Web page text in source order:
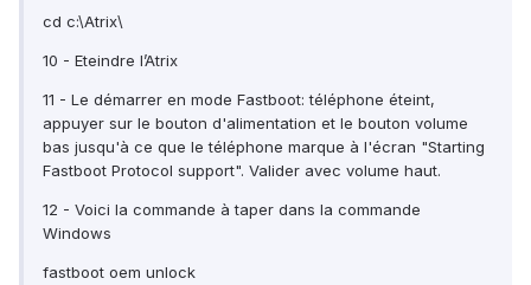
cd c:\Atrix\
10 - Eteindre l’Atrix
11 - Le démarrer en mode Fastboot: téléphone éteint,
appuyer sur le bouton d'alimentation et le bouton volume
bas jusqu'à ce que le téléphone marque à l'écran "Starting
Fastboot Protocol support". Valider avec volume haut.
12 - Voici la commande à taper dans la commande
Windows
fastboot oem unlock